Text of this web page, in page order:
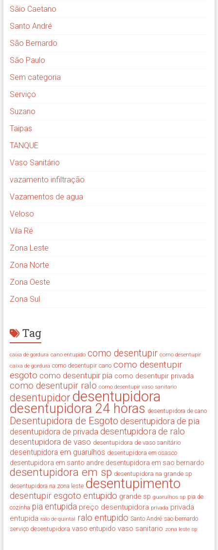
Sãio Caetano
Santo André
São Bernardo
São Paulo
Sem categoria
Serviço
Suzano
Taipas
TANQUE
Vaso Sanitário
vazamento infiltração
Vazamentos de agua
Veloso
Vila Ré
Zona Leste
Zona Norte
Zona Oeste
Zona Sul
Tag
caixa de gordura cano entupido como desentupir como desentupir
caixa de gordura como desentupir cano como desentupir
esgoto como desentupir pia como desentupir privada
como desentupir ralo como desentupir vaso sanitario
desentupidor desentupidora
desentupidora 24 horas desentupidora de cano
Desentupidora de Esgoto desentupidora de pia
desentupidora de privada desentupidora de ralo
desentupidora de vaso desentupidora de vaso sanitário
desentupidora em guarulhos desentupidora em osasco
desentupidora em santo andre desentupidora em sao bernardo
desentupidora em sp desentupidora na grande sp
desentupidora na zona leste desentupimento
desentupir esgoto entupido grande sp guarulhos sp pia de
cozinha pia entupida preço desentupidora privada privada
entupida ralo de quintal ralo entupido Santo André sao bernardo
serviço desentupidora vaso entupido vaso sanitario zona leste sp